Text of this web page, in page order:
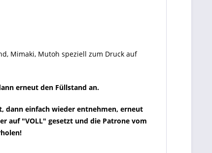
Mimaki, Mutoh speziell zum Druck auf
erneut den Füllstand an.
dann einfach wieder entnehmen, erneut
auf "VOLL" gesetzt und die Patrone vom